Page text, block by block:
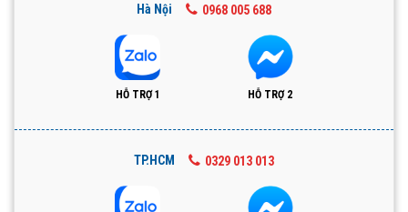
Hà Nội 0968 005 688
HỖ TRỢ 1 HỖ TRỢ 2
TP.HCM 0329 013 013